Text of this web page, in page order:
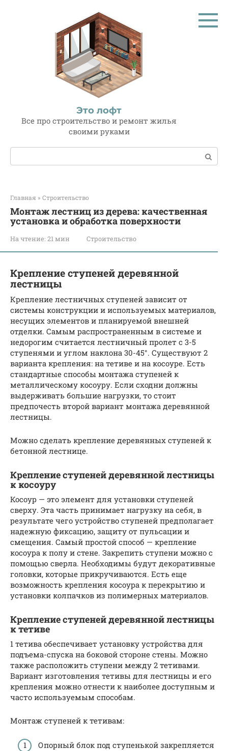
Это лофт
Все про строительство и ремонт жилья
своими руками
Поиск:
Главная » Строительство
Монтаж лестниц из дерева: качественная
установка и обработка поверхности
На чтение: 21 мин Строительство
Крепление ступеней деревянной
лестницы
Крепление лестничных ступеней зависит от
системы конструкции и используемых материалов,
несущих элементов и планируемой внешней
отделки. Самым распространенным в системе и
недорогим считается лестничный пролет с 3-5
ступенями и углом наклона 30-45°. Существуют 2
варианта крепления: на тетиве и на косоуре. Есть
стандартные способы монтажа ступеней к
металлическому косоуру. Если сходни должны
выдерживать большие нагрузки, то стоит
предпочесть второй вариант монтажа деревянной
лестницы.
Можно сделать крепление деревянных ступеней к
бетонной лестнице.
Крепление ступеней деревянной лестницы
к косоуру
Косоур — это элемент для установки ступеней
сверху. Эта часть принимает нагрузку на себя, в
результате чего устройство ступеней предполагает
надежную фиксацию, защиту от пульсации и
смещения. Самый простой способ — крепление
косоура к полу и стене. Закрепить ступени можно с
помощью сверла. Необходимы будут декоративные
головки, которые прикручиваются. Есть еще
возможность крепления косоура к перекрытию и
установки колпачков из полимерных материалов.
Крепление ступеней деревянной лестницы
к тетиве
1 тетива обеспечивает установку устройства для
подъема-спуска на боковой стороне стены. Можно
также расположить ступени между 2 тетивами.
Вариант изготовления тетивы для лестницы и его
крепления можно отнести к наиболее доступным и
часто используемым способам.
Монтаж ступеней к тетивам:
Опорный блок под ступенькой закрепляется